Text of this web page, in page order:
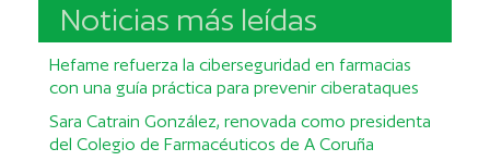
Noticias más leídas
Hefame refuerza la ciberseguridad en farmacias
con una guía práctica para prevenir ciberataques
Sara Catrain González, renovada como presidenta
del Colegio de Farmacéuticos de A Coruña